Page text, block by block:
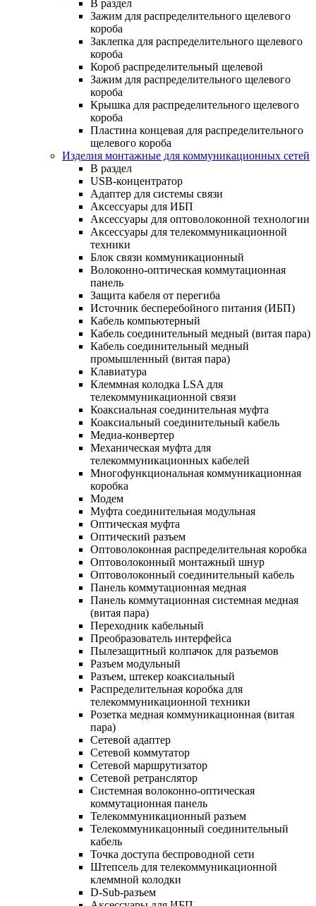
В раздел
Зажим для распределительного щелевого
короба
Заклепка для распределительного щелевого
короба
Короб распределительный щелевой
Зажим для распределительного щелевого
короба
Крышка для распределительного щелевого
короба
Пластина концевая для распределительного
щелевого короба
Изделия монтажные для коммуникационных сетей
В раздел
USB-концентратор
Адаптер для системы связи
Аксессуары для ИБП
Аксессуары для оптоволоконной технологии
Аксессуары для телекоммуникационной
техники
Блок связи коммуникационный
Волоконно-оптическая коммутационная
панель
Защита кабеля от перегиба
Источник бесперебойного питания (ИБП)
Кабель компьютерный
Кабель соединительный медный (витая пара)
Кабель соединительный медный
промышленный (витая пара)
Клавиатура
Клеммная колодка LSA для
телекоммуникационной связи
Коаксиальная соединительная муфта
Коаксиальный соединительный кабель
Медиа-конвертер
Механическая муфта для
телекоммуникационных кабелей
Многофункциональная коммуникационная
коробка
Модем
Муфта соединительная модульная
Оптическая муфта
Оптический разъем
Оптоволоконная распределительная коробка
Оптоволоконный монтажный шнур
Оптоволоконный соединительный кабель
Панель коммутационная медная
Панель коммутационная системная медная
(витая пара)
Переходник кабельный
Преобразователь интерфейса
Пылезащитный колпачок для разъемов
Разъем модульный
Разъем, штекер коаксиальный
Распределительная коробка для
телекоммуникационной техники
Розетка медная коммуникационная (витая
пара)
Сетевой адаптер
Сетевой коммутатор
Сетевой маршрутизатор
Сетевой ретранслятор
Системная волоконно-оптическая
коммутационная панель
Телекоммуникационный разъем
Телекоммуникацонный соединительный
кабель
Точка доступа беспроводной сети
Штепсель для телекоммуникационной
клеммной колодки
D-Sub-разъем